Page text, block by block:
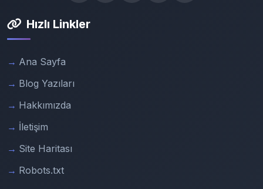
Hızlı Linkler
Ana Sayfa
Blog Yazıları
Hakkımızda
İletişim
Site Haritası
Robots.txt